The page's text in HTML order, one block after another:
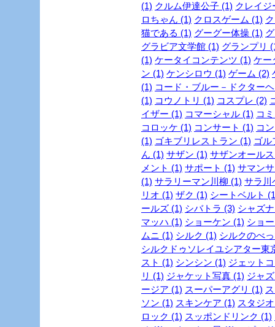
(1) クルム伊達公子 (1) クレイジ
ロちゃん (1) クロスゲーム (1)
猫である (1) グーグー体操 (1)
グラビア文学館 (1) グランプリ
(1) ケータイコンテンツ (1) ケー
ン (1) ケンシロウ (1) ゲーム (2)
(1) コード・ブルー－ドクター
(1) コウノトリ (1) コスプレ (2)
イザー (1) コマーシャル (1) コ
コロッケ (1) コンサート (1) コ
(1) ゴキブリレストラン (1) ゴル
ん (1) サザン (1) サザンオール
メント (1) サポート (1) サマン
(1) サラリーマン川柳 (1) サラ川
リオ (1) ザク (1) シートベルト
ールズ (1) シバトラ (3) シャズ
マッハ (1) ショーケン (1) ショ
ムニ (1) シルク (1) シルクのべ
シルクドゥソレイユシアター東
スト (1) シンシン (1) ジェット
リ (1) ジャケット写真 (1) ジャ
ージア (1) スーパーアグリ (1)
ソン (1) スキンケア (1) スタジ
ロック (1) スッポンドリンク (1)